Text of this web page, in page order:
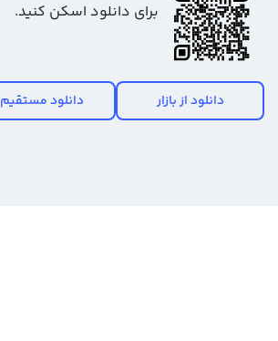
برای دانلود اسکن کنید.
دانلود از بازار دانلود مستقیم